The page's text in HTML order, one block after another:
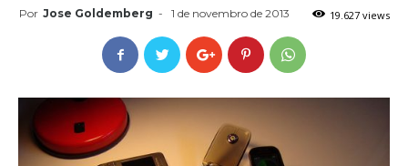
Por Jose Goldemberg - 1 de novembro de 2013 19.627 views